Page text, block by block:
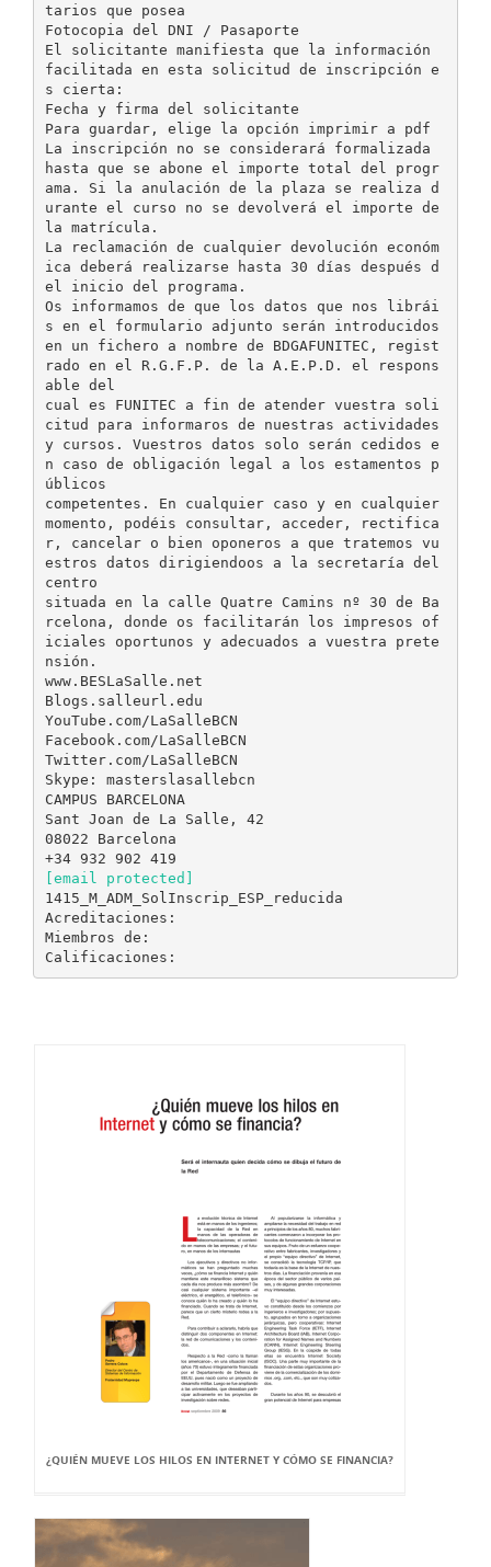
tarios que posea
Fotocopia del DNI / Pasaporte
El solicitante manifiesta que la información
facilitada en esta solicitud de inscripción e
s cierta:
Fecha y firma del solicitante
Para guardar, elige la opción imprimir a pdf
La inscripción no se considerará formalizada
hasta que se abone el importe total del progr
ama. Si la anulación de la plaza se realiza d
urante el curso no se devolverá el importe de
la matrícula.
La reclamación de cualquier devolución económ
ica deberá realizarse hasta 30 días después d
el inicio del programa.
Os informamos de que los datos que nos librái
s en el formulario adjunto serán introducidos
en un fichero a nombre de BDGAFUNITEC, regist
rado en el R.G.F.P. de la A.E.P.D. el respons
able del
cual es FUNITEC a fin de atender vuestra soli
citud para informaros de nuestras actividades
y cursos. Vuestros datos solo serán cedidos e
n caso de obligación legal a los estamentos p
úblicos
competentes. En cualquier caso y en cualquier
momento, podéis consultar, acceder, rectifica
r, cancelar o bien oponeros a que tratemos vu
estros datos dirigiendoos a la secretaría del
centro
situada en la calle Quatre Camins nº 30 de Ba
rcelona, donde os facilitarán los impresos of
iciales oportunos y adecuados a vuestra prete
nsión.
www.BESLaSalle.net
Blogs.salleurl.edu
YouTube.com/LaSalleBCN
Facebook.com/LaSalleBCN
Twitter.com/LaSalleBCN
Skype: masterslasallebcn
CAMPUS BARCELONA
Sant Joan de La Salle, 42
08022 Barcelona
[email protected]
1415_M_ADM_SolInscrip_ESP_reducida
Acreditaciones:
Miembros de:
¿QUIÉN MUEVE LOS HILOS EN INTERNET Y CÓMO SE FINANCIA?